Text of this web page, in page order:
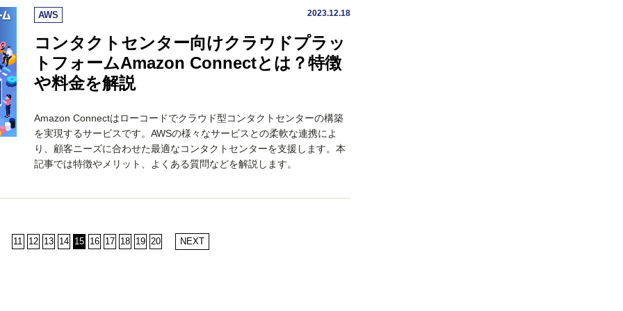
AWS 2023.12.18
コンタクトセンター向けクラウドプラッ
トフォームAmazon Connectとは？特徴
や料金を解説
Amazon Connectはローコードでクラウド型コンタクトセンターの構築
を実現するサービスです。AWSの様々なサービスとの柔軟な連携によ
り、顧客ニーズに合わせた最適なコンタクトセンターを支援します。本
記事では特徴やメリット、よくある質問などを解説します。
11 12 13 14 15 16 17 18 19 20 NEXT